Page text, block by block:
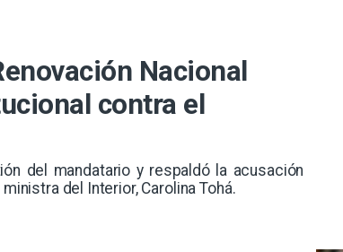
Nacional
contra el
del mandatario y respaldó la acusación
del Interior, Carolina Tohá.